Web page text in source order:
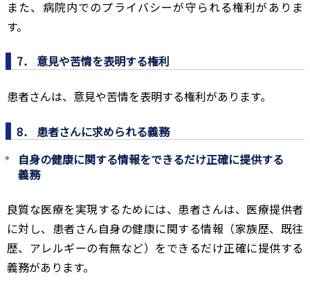
また、病院内でのプライバシーが守られる権利がありま
す。
7． 意見や苦情を表明する権利
患者さんは、意見や苦情を表明する権利があります。
8． 患者さんに求められる義務
自身の健康に関する情報をできるだけ正確に提供する
義務
良質な医療を実現するためには、患者さんは、医療提供者
に対し、患者さん自身の健康に関する情報（家族歴、既往
歴、アレルギーの有無など）をできるだけ正確に提供する
義務があります。